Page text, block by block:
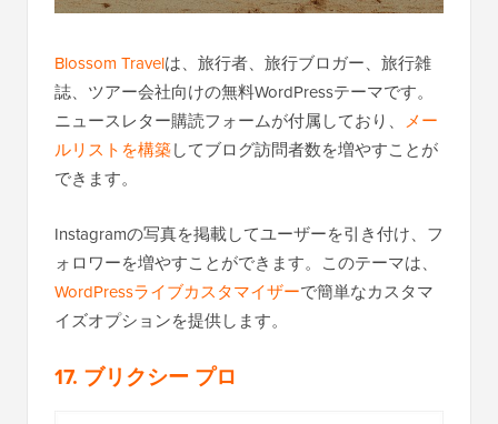
Blossom Travelは、旅行者、旅行ブロガー、旅行雑
誌、ツアー会社向けの無料WordPressテーマです。
ニュースレター購読フォームが付属しており、 メー
ルリストを構築してブログ訪問者数を増やすことが
できます。
Instagramの写真を掲載してユーザーを引き付け、フ
ォロワーを増やすことができます。このテーマは、
WordPressライブカスタマイザーで簡単なカスタマ
イズオプションを提供します。
17. ブリクシー プロ